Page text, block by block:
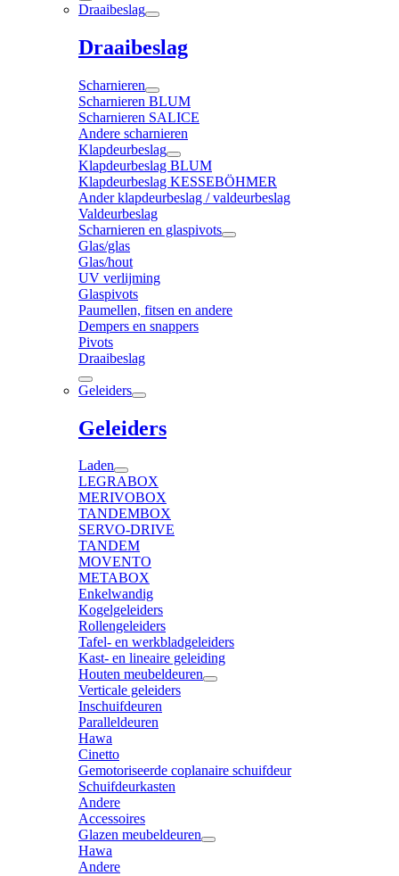
Draaibeslag
Draaibeslag
Scharnieren
Scharnieren BLUM
Scharnieren SALICE
Andere scharnieren
Klapdeurbeslag
Klapdeurbeslag BLUM
Klapdeurbeslag KESSEBÖHMER
Ander klapdeurbeslag / valdeurbeslag
Valdeurbeslag
Scharnieren en glaspivots
Glas/glas
Glas/hout
UV verlijming
Glaspivots
Paumellen, fitsen en andere
Dempers en snappers
Pivots
Draaibeslag
Geleiders
Geleiders
Laden
LEGRABOX
MERIVOBOX
TANDEMBOX
SERVO-DRIVE
TANDEM
MOVENTO
METABOX
Enkelwandig
Kogelgeleiders
Rollengeleiders
Tafel- en werkbladgeleiders
Kast- en lineaire geleiding
Houten meubeldeuren
Verticale geleiders
Inschuifdeuren
Paralleldeuren
Hawa
Cinetto
Gemotoriseerde coplanaire schuifdeur
Schuifdeurkasten
Andere
Accessoires
Glazen meubeldeuren
Hawa
Andere